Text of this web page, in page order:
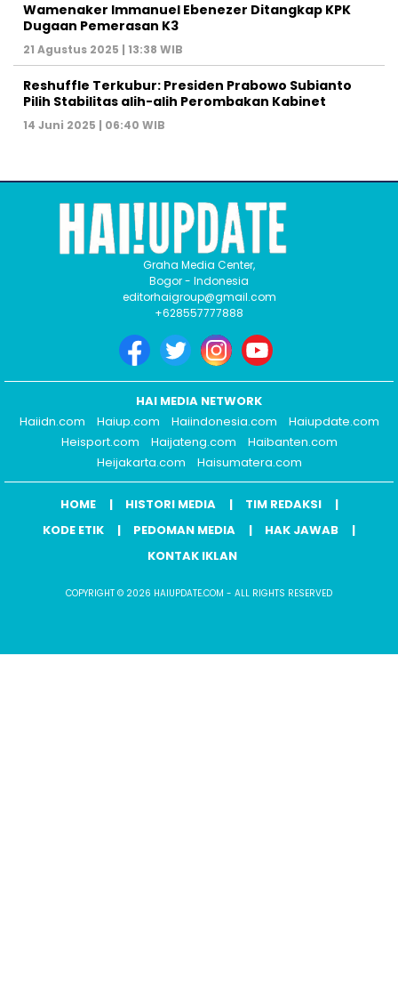
Wamenaker Immanuel Ebenezer Ditangkap KPK
Dugaan Pemerasan K3
21 Agustus 2025 | 13:38 WIB
Reshuffle Terkubur: Presiden Prabowo Subianto
Pilih Stabilitas alih-alih Perombakan Kabinet
14 Juni 2025 | 06:40 WIB
Graha Media Center,
Bogor - Indonesia
editorhaigroup@gmail.com
+628557777888
HAI MEDIA NETWORK
Haiidn.com
Haiup.com Haiindonesia.com
Haiupdate.com
Heisport.com
Haijateng.com
Haibanten.com
Heijakarta.com
Haisumatera.com
HOME HISTORI MEDIA
TIM REDAKSI
KODE ETIK
PEDOMAN MEDIA
HAK JAWAB
KONTAK IKLAN
COPYRIGHT © 2026 HAIUPDATE.COM - ALL RIGHTS RESERVED